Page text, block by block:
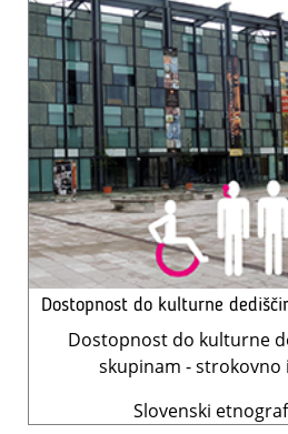
Dostopnost do kulturne
Dostopnost do kulturne
skupinam - strokovno
Slovenski